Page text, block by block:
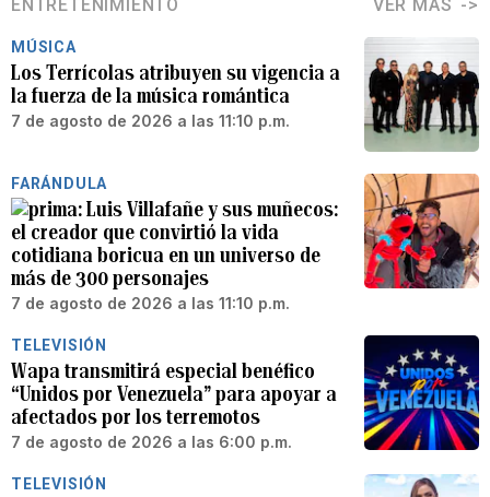
ENTRETENIMIENTO VER MÁS
MÚSICA
Los Terrícolas atribuyen su vigencia a
la fuerza de la música romántica
7 de agosto de 2026 a las 11:10 p.m.
FARÁNDULA
Luis Villafañe y sus muñecos:
el creador que convirtió la vida
cotidiana boricua en un universo de
más de 300 personajes
7 de agosto de 2026 a las 11:10 p.m.
TELEVISIÓN
Wapa transmitirá especial benéfico
“Unidos por Venezuela” para apoyar a
afectados por los terremotos
7 de agosto de 2026 a las 6:00 p.m.
TELEVISIÓN